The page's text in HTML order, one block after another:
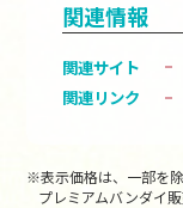
関連情報
関連サイト
関連リンク
※表示価格は、一部を
プレミアムバンダイ